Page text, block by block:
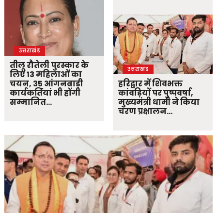
उत्तराखंड
तीलू रौतेली पुरस्कार के
लिए 13 महिलाओं का
चयन, 35 आंगनबाड़ी
कार्यकर्तियां भी होंगी
सम्मानित…
उत्तराखंड
हरिद्वार में शिवभक्त
कांवड़ियों पर पुष्पवर्षा,
मुख्यमंत्री धामी ने किया
चरण प्रक्षालन…